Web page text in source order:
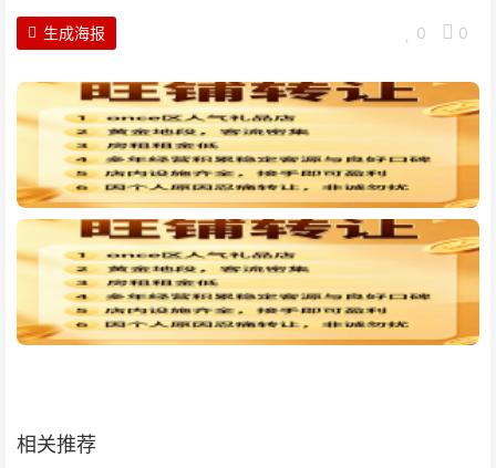
0 0
生成海报
相关推荐